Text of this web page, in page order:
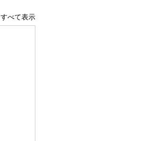
すべて表示